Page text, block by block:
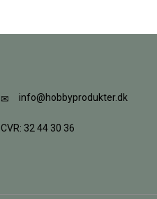
info@hobbyprodukter.dk
CVR: 32 44 30 36